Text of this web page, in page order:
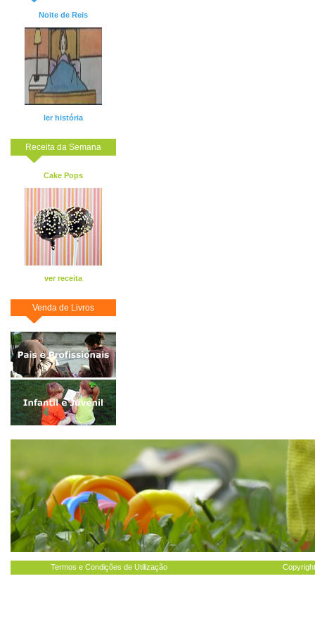
Noite de Reis
ler história
Receita da Semana
Cake Pops
ver receita
Venda de Livros
Termos e Condições de Utilização